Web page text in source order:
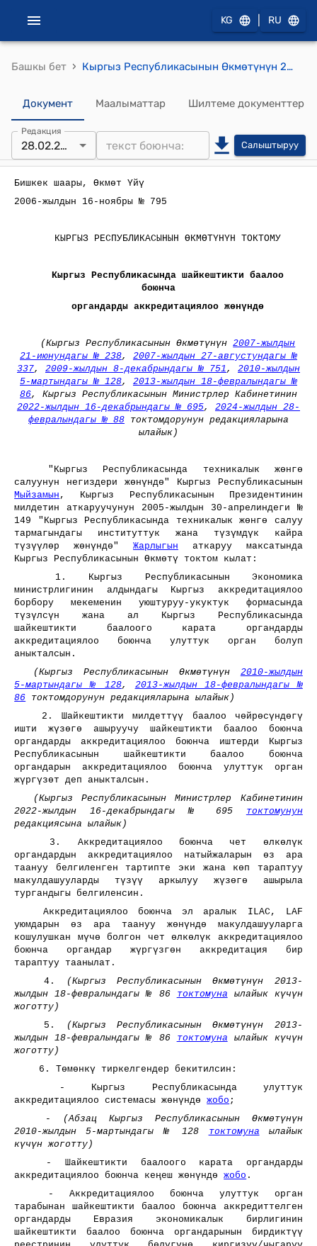
KG RU
Башкы бет › Кыргыз Республикасынын Өкмөтүнүн 2007-жылдын 16-ноябрындагы № 795 "Кыргыз Республикасында шайкештик баалоо боюнча органдарды аккредитациялоо жөнүндө" токтому
Документ Маалыматтар Шилтеме документтер
Редакция
28.02.2024 Салыштыруу